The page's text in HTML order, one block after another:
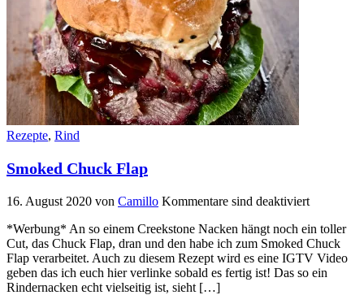
Rezepte, Rind
Smoked Chuck Flap
16. August 2020 von Camillo Kommentare sind deaktiviert
*Werbung* An so einem Creekstone Nacken hängt noch ein toller
Cut, das Chuck Flap, dran und den habe ich zum Smoked Chuck
Flap verarbeitet. Auch zu diesem Rezept wird es eine IGTV Video
geben das ich euch hier verlinke sobald es fertig ist! Das so ein
Rindernacken echt vielseitig ist, sieht […]